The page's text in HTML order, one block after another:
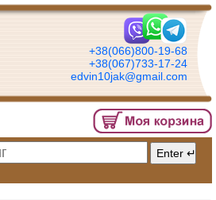
+38(066)800-19-68
+38(067)733-17-24
edvin10jak@gmail.com